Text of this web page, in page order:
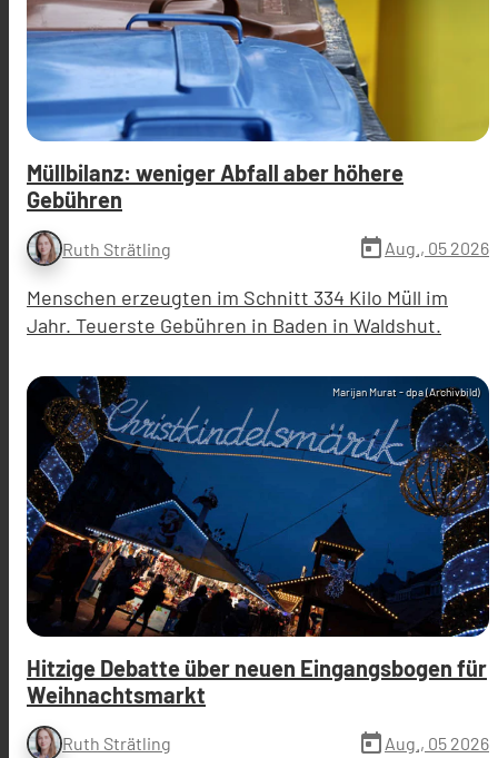
Müllbilanz: weniger Abfall aber höhere
Gebühren
Ruth Strätling today Aug., 05 2026
Menschen erzeugten im Schnitt 334 Kilo Müll im
Jahr. Teuerste Gebühren in Baden in Waldshut.
Marijan Murat - dpa (Archivbild)
Hitzige Debatte über neuen Eingangsbogen für
Weihnachtsmarkt
Ruth Strätling today Aug., 05 2026